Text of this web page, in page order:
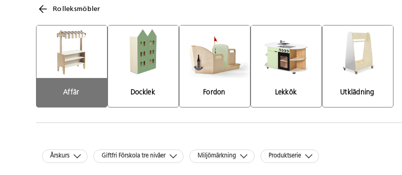
Rolleksmöbler
Affär Docklek Fordon Lekkök Utklädning
Årskurs Giftfri Förskola tre nivåer Miljömärkning Produktserie